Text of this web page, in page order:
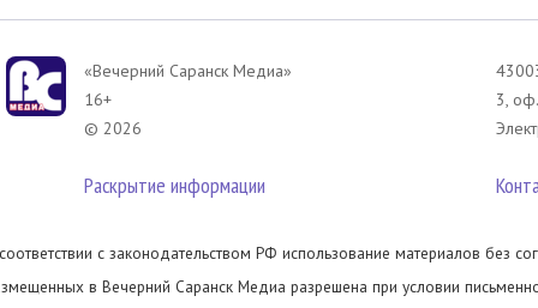
«Вечерний Саранск Mедиа»
16+
© 2026
Раскрытие информации
3,
с законодательством РФ использование материалов без
в Вечерний Саранск Медиа разрешена при условии